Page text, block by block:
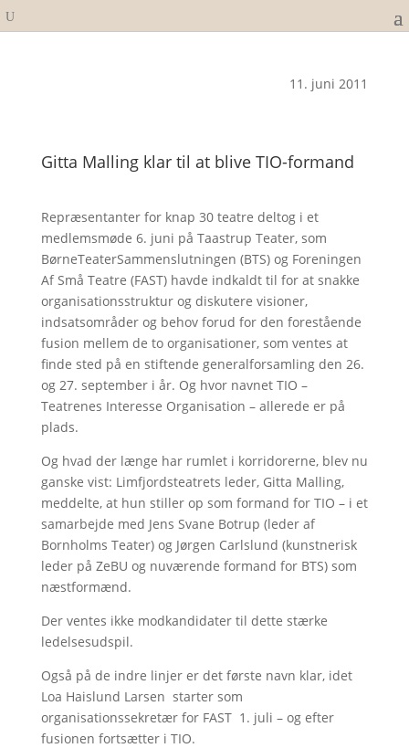
11. juni 2011
Gitta Malling klar til at blive TIO-formand
Repræsentanter for knap 30 teatre deltog i et
medlemsmøde 6. juni på Taastrup Teater, som
BørneTeaterSammenslutningen (BTS) og Foreningen
Af Små Teatre (FAST) havde indkaldt til for at snakke
organisationsstruktur og diskutere visioner,
indsatsområder og behov forud for den forestående
fusion mellem de to organisationer, som ventes at
finde sted på en stiftende generalforsamling den 26.
og 27. september i år. Og hvor navnet TIO –
Teatrenes Interesse Organisation – allerede er på
plads.
Og hvad der længe har rumlet i korridorerne, blev nu
ganske vist: Limfjordsteatrets leder, Gitta Malling,
meddelte, at hun stiller op som formand for TIO – i et
samarbejde med Jens Svane Botrup (leder af
Bornholms Teater) og Jørgen Carlslund (kunstnerisk
leder på ZeBU og nuværende formand for BTS) som
næstformænd.
Der ventes ikke modkandidater til dette stærke
ledelsesudspil.
Også på de indre linjer er det første navn klar, idet
Loa Haislund Larsen starter som
organisationssekretær for FAST 1. juli – og efter
fusionen fortsætter i TIO.